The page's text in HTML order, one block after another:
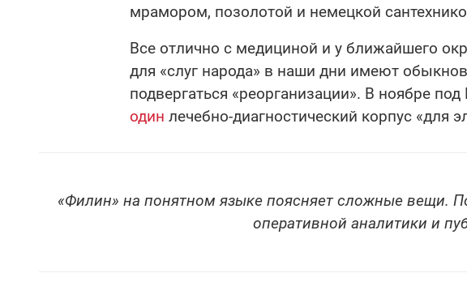
мрамором, позолотой и немецкой
Все отлично с медициной и у ближайшего
для «слуг народа» в наши дни имеют
подвергаться «реорганизации». В ноябре
один лечебно-диагностический корпус «для
«Филин» на понятном языке поясняет сложные вещи.
оперативной аналитики и